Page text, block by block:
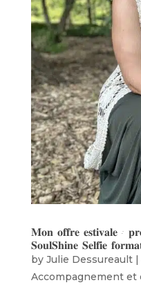
𝐌𝐨𝐧 𝐨𝐟𝐟𝐫𝐞 𝐞𝐬𝐭𝐢𝐯𝐚𝐥𝐞 :
𝐒𝐨𝐮𝐥𝐒𝐡𝐢𝐧𝐞 𝐒𝐞𝐥𝐟𝐢𝐞
by Julie Dessureault|
Accompagnement et